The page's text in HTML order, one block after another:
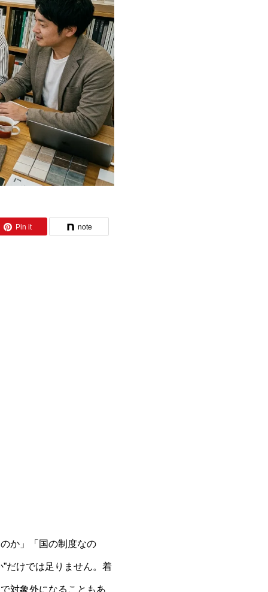
Pin it note
か」「国の制度なの
だけでは足りません。着
対象外になることもあ